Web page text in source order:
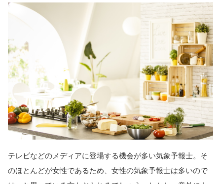
テレビなどのメディアに登場する機会が多い気象予報士。そ
のほとんどが女性であるため、女性の気象予報士は多いので